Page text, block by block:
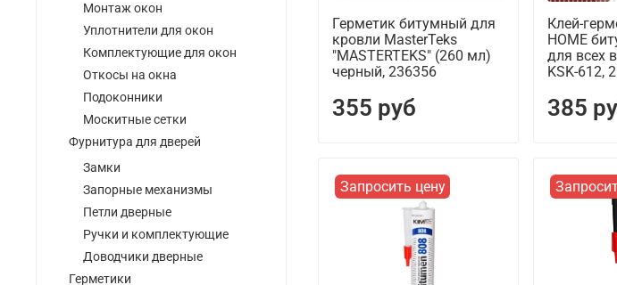
Герметик битумный для
кровли MasterTeks
"MASTERTEKS" (260 мл)
черный, 236356
355 руб
Клей-
HOME
для всех
KSK-612,
385
Запросить цену
Монтаж окон
Уплотнители для окон
Комплектующие для окон
Откосы на окна
Подоконники
Москитные сетки
Фурнитура для дверей
Замки
Запорные механизмы
Петли дверные
Ручки и комплектующие
Доводчики дверные
Герметики